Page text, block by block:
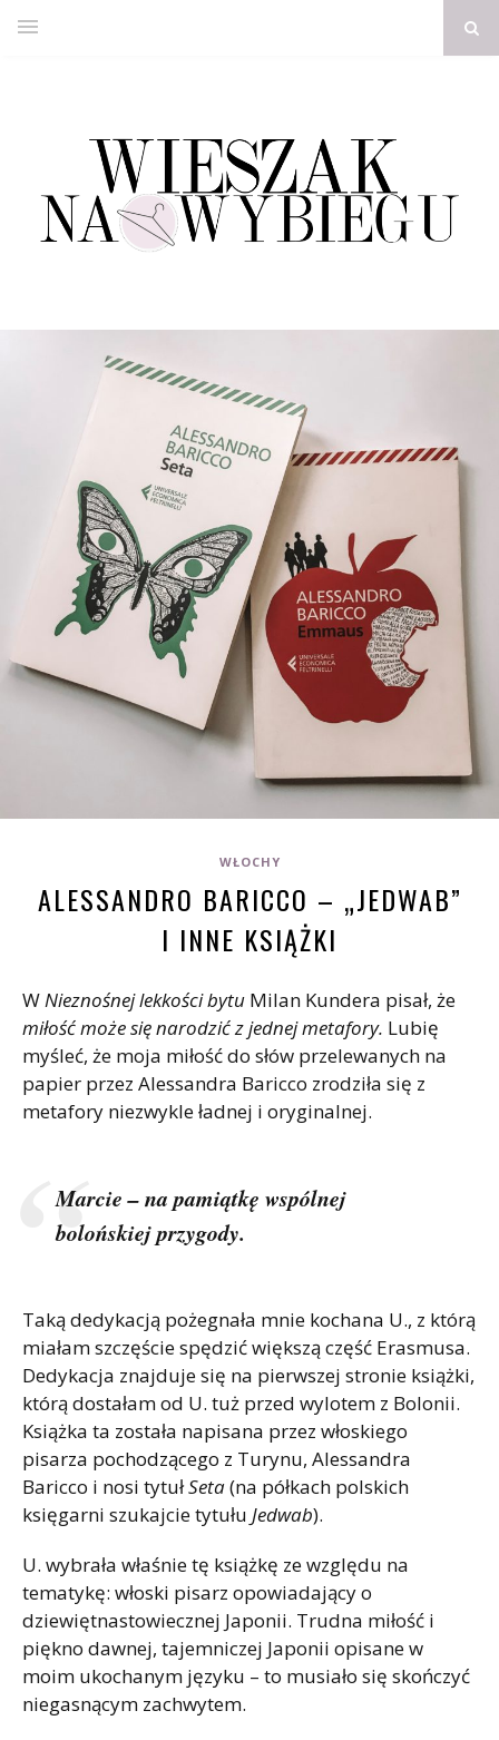
WŁOCHY
ALESSANDRO BARICCO – „JEDWAB”
I INNE KSIĄŻKI
WNieznośnej lekkości bytu Milan Kundera pisał, że
miłość może się narodzić z jednej metafory. Lubię
myśleć, że moja miłość do słów przelewanych na
papier przez Alessandra Baricco zrodziła się z
metafory niezwykle ładnej i oryginalnej.
Marcie – na pamiątkę wspólnej
bolońskiej przygody.
Taką dedykacją pożegnała mnie kochana U., z którą
miałam szczęście spędzić większą część Erasmusa.
Dedykacja znajduje się na pierwszej stronie książki,
którą dostałam od U. tuż przed wylotem z Bolonii.
Książka ta została napisana przez włoskiego
pisarza pochodzącego z Turynu, Alessandra
Baricco i nosi tytułSeta(na półkach polskich
księgarni szukajcie tytułu Jedwab).
U. wybrała właśnie tę książkę ze względu na
tematykę: włoski pisarz opowiadający o
dziewiętnastowiecznej Japonii. Trudna miłość i
piękno dawnej, tajemniczej Japonii opisane w
moim ukochanym języku – to musiało się skończyć
niegasnącym zachwytem.